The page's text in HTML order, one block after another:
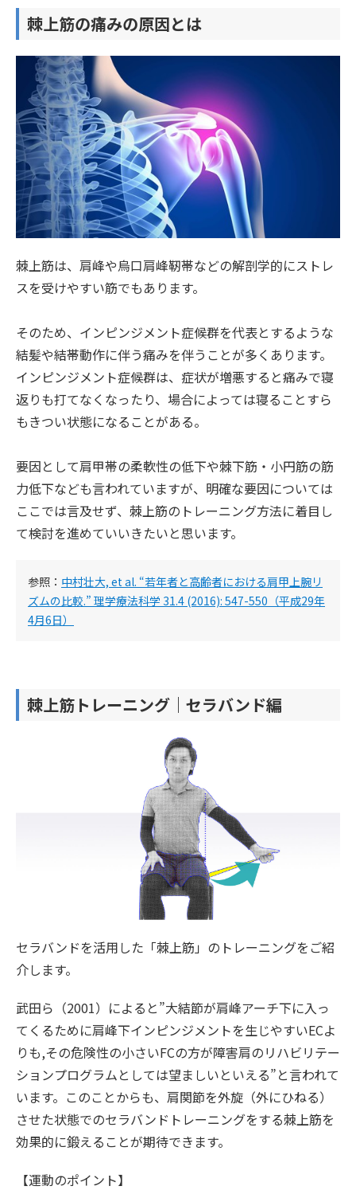
棘上筋の痛みの原因とは
棘上筋は、肩峰や烏口肩峰靭帯などの解剖学的にストレ
スを受けやすい筋でもあります。
そのため、インピンジメント症候群を代表とするような
結髪や結帯動作に伴う痛みを伴うことが多くあります。
インピンジメント症候群は、症状が増悪すると痛みで寝
返りも打てなくなったり、場合によっては寝ることすら
もきつい状態になることがある。
要因として肩甲帯の柔軟性の低下や棘下筋・小円筋の筋
力低下なども言われていますが、明確な要因については
ここでは言及せず、棘上筋のトレーニング方法に着目し
て検討を進めていいきたいと思います。
参照： 中村壮大, et al. “若年者と高齢者における肩甲上腕リ
ズムの比較.” 理学療法科学 31.4 (2016): 547-550（平成29年
4月6日）
棘上筋トレーニング｜セラバンド編
セラバンドを活用した「棘上筋」のトレーニングをご紹
介します。
武田ら（2001）によると”大結節が肩峰アーチ下に入っ
てくるために肩峰下インピンジメントを生じやすいECよ
りも,その危険性の小さいFCの方が障害肩のリハビリテー
ションプログラムとしては望ましいといえる”と言われて
います。このことからも、肩関節を外旋（外にひねる）
させた状態でのセラバンドトレーニングをする棘上筋を
効果的に鍛えることが期待できます。
【運動のポイント】